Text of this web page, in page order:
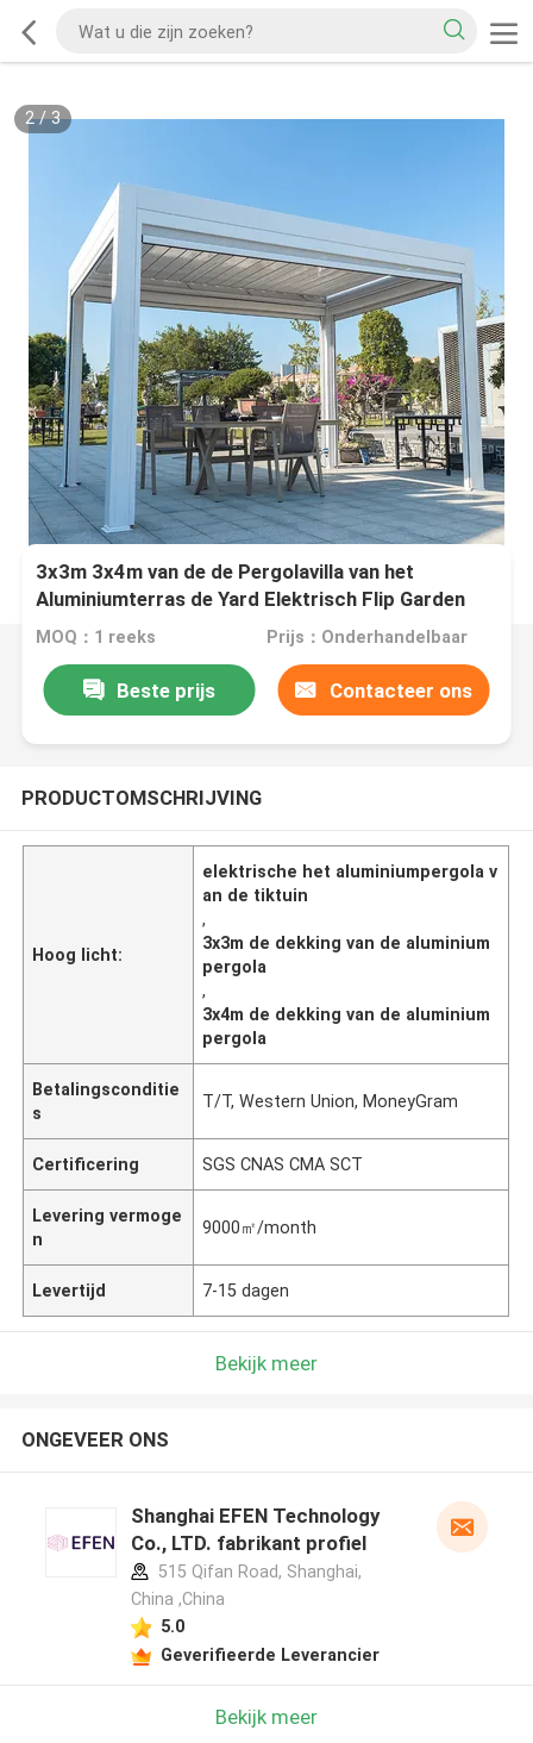
2/3
3x3m 3x4m van de de Pergolavilla van het
Aluminiumterras de Yard Elektrisch Flip Garden
Louvered Pergola
MOQ：1 reeks Prijs：Onderhandelbaar
Beste prijs Contacteer ons
PRODUCTOMSCHRIJVING
Hoog licht:
elektrische het aluminiumpergola v
an de tiktuin
,
3x3m de dekking van de aluminium
pergola
,
3x4m de dekking van de aluminium
pergola
Betalingsconditie
s
T/T, Western Union, MoneyGram
Certificering SGS CNAS CMA SCT
Levering vermoge
n
9000㎡/month
Levertijd 7-15 dagen
Bekijk meer
ONGEVEER ONS
Shanghai EFEN Technology
Co., LTD. fabrikant profiel
515 Qifan Road, Shanghai,
China ,China
5.0
Geverifieerde Leverancier
Bekijk meer